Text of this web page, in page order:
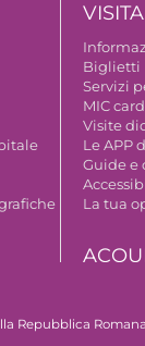
VISITA
Biglietti
Servizi
MIC card
Visite
Le APP
Guide e
La tua
Repubblica